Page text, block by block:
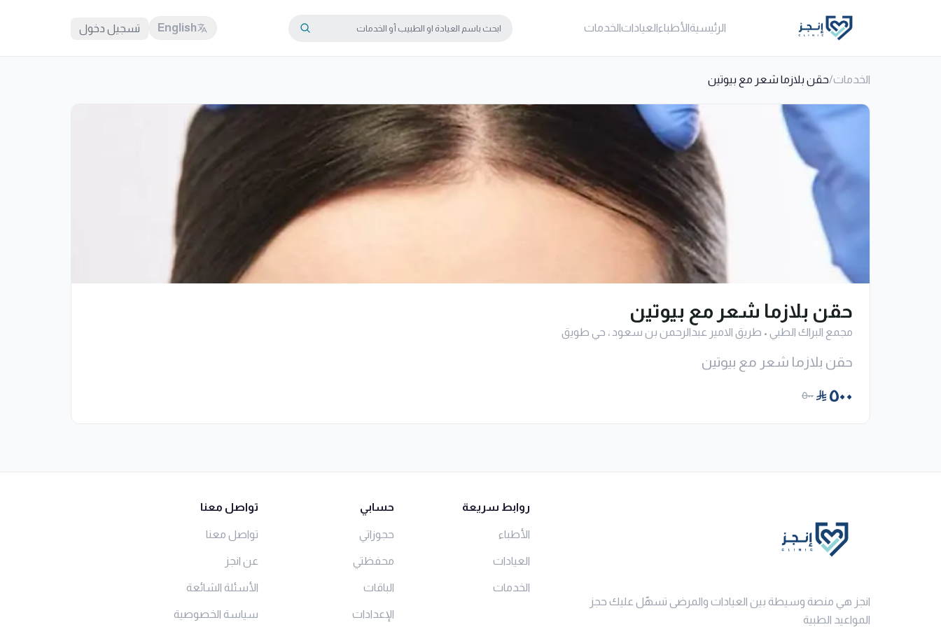
الرئيسيةالأطباءالعياداتالخدمات English تسجيل دخول
الخدمات/حقن بلازما شعر مع بيوتين
حقن بلازما شعر مع بيوتين
مجمع البراك الطبي• طريق الامير عبدالرحمن بن سعود ، حي طويق
حقن بلازما شعر مع بيوتين
٥٠٠ ٥٠٠
انجز هي منصة وسيطة بين العيادات والمرضى تسهّل عليك حجز
المواعيد الطبية
روابط سريعة
الأطباء
العيادات
الخدمات
حسابي
حجوزاتي
محفظتي
الباقات
الإعدادات
تواصل معنا
تواصل معنا
عن انجز
الأسئلة الشائعة
سياسة الخصوصية